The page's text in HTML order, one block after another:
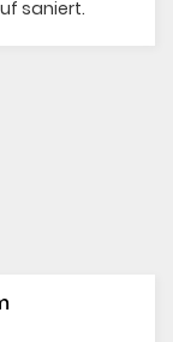
saniert.